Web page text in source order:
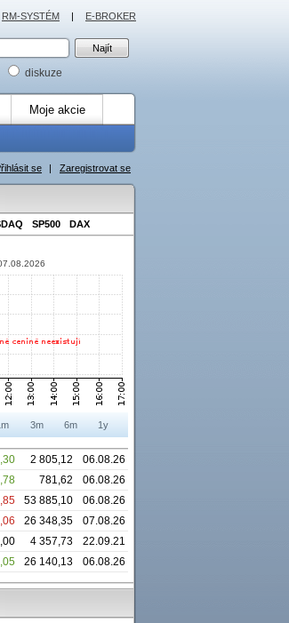
diskuze
Moje akcie
se | Zaregistrovat se
SP500 DAX
3m 6m 1y
2 805,12
06.08.26
781,62
06.08.26
53 885,10
06.08.26
26 348,35
07.08.26
4 357,73
22.09.21
26 140,13 06.08.26
RM-SYSTÉM | E-BROKER